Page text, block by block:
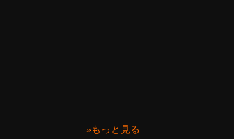
»もっと見る